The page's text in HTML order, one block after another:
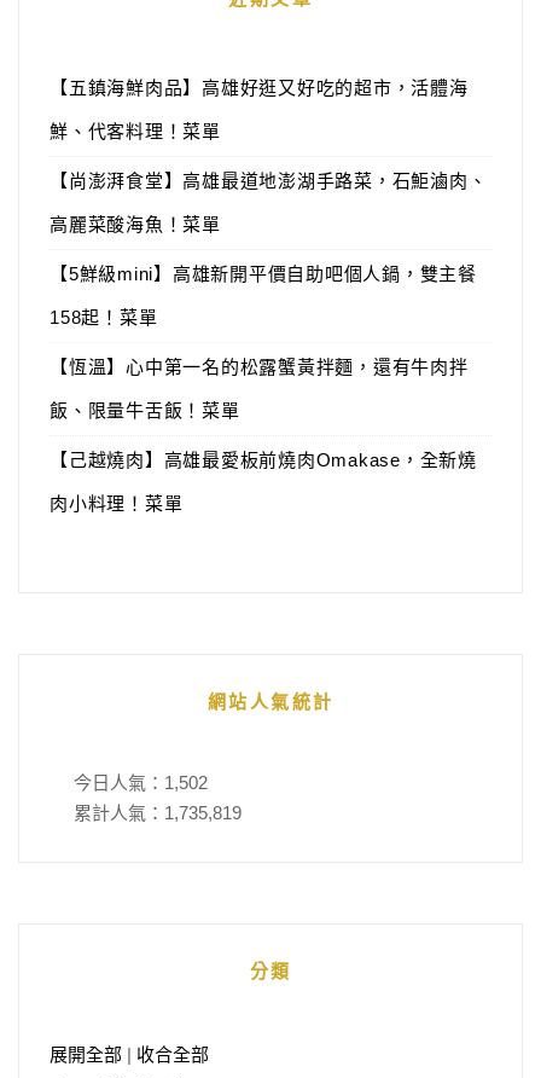
【五鎮海鮮肉品】高雄好逛又好吃的超市，活體海
鮮、代客料理！菜單
【尚澎湃食堂】高雄最道地澎湖手路菜，石鮔滷肉、
高麗菜酸海魚！菜單
【5鮮級mini】高雄新開平價自助吧個人鍋，雙主餐
158起！菜單
【恆溫】心中第一名的松露蟹黃拌麵，還有牛肉拌
飯、限量牛舌飯！菜單
【己越燒肉】高雄最愛板前燒肉Omakase，全新燒
肉小料理！菜單
網站人氣統計
今日人氣： 1,502
累計人氣： 1,735,819
分類
展開全部 | 收合全部